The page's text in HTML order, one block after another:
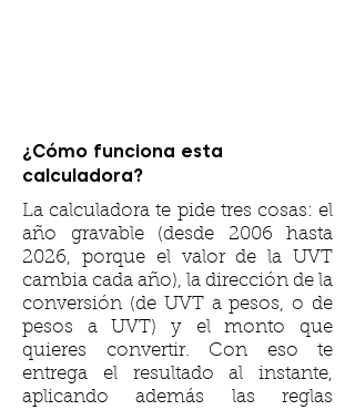
¿Cómo funciona esta
calculadora?
La calculadora te pide tres cosas: el
año gravable (desde 2006 hasta
2026, porque el valor de la UVT
cambia cada año), la dirección de la
conversión (de UVT a pesos, o de
pesos a UVT) y el monto que
quieres convertir. Con eso te
entrega el resultado al instante,
aplicando además las reglas